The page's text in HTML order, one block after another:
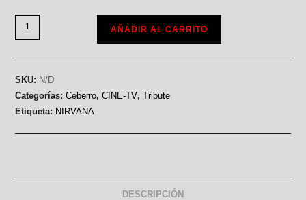
AÑADIR AL CARRITO
SKU: N/D
Categorías:Ceberro,CINE-TV,Tribute
Etiqueta: NIRVANA
DESCRIPCIÓN